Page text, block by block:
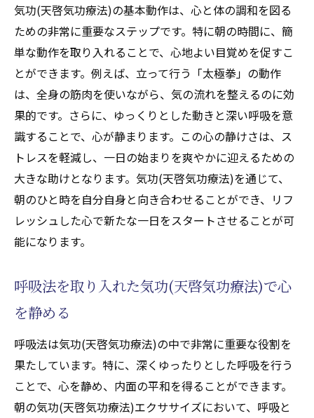
ストレス解消に効果的な気功(天啓気功療法)
気の流れを整える呼吸法の重要性
気功(天啓気功療法)でリラックスするための
環境作り
日常の隙間時間にできる気功(天啓気功療法)
エクササイズ
気功(天啓気功療法)で内なる平和を見つける
ストレスを軽減するための気功(天啓気功療
法)の活用法
自然の力を活用した気功(天啓気功療法)で心身
自然のエネルギーを感じる気功(天啓気功療
法)の実践
気功(天啓気功療法)と自然環境の調和を考え
る
五行説を取り入れた気功(天啓気功療法)のメ
リット
気功(天啓気功療法)の基本動作は、心と体の調和を図る
ための非常に重要なステップです。特に朝の時間に、簡
単な動作を取り入れることで、心地よい目覚めを促すこ
とができます。例えば、立って行う「太極拳」の動作
は、全身の筋肉を使いながら、気の流れを整えるのに効
果的です。さらに、ゆっくりとした動きと深い呼吸を意
識することで、心が静まります。この心の静けさは、ス
トレスを軽減し、一日の始まりを爽やかに迎えるための
大きな助けとなります。気功(天啓気功療法)を通じて、
朝のひと時を自分自身と向き合わせることができ、リフ
レッシュした心で新たな一日をスタートさせることが可
能になります。
呼吸法を取り入れた気功(天啓気功療法)で心
を静める
呼吸法は気功(天啓気功療法)の中で非常に重要な役割を
果たしています。特に、深くゆったりとした呼吸を行う
ことで、心を静め、内面の平和を得ることができます。
朝の気功(天啓気功療法)エクササイズにおいて、呼吸と